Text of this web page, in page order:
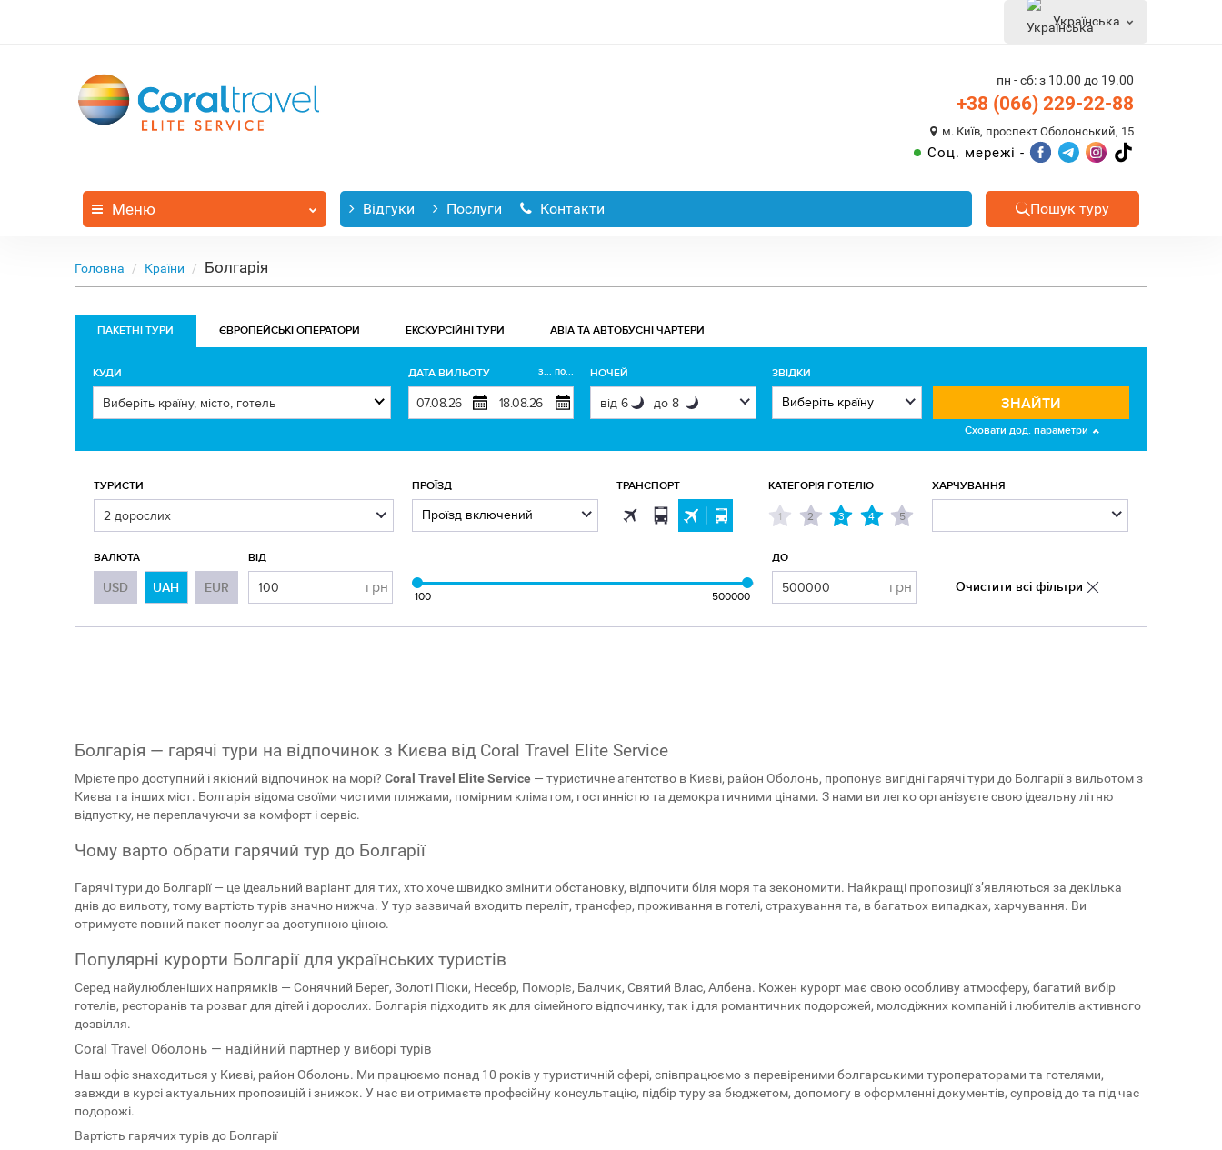
Українська
пн - сб: з 10.00 до 19.00
+38 (066) 229-22-88
м. Київ, проспект Оболонський, 15
Соц. мережі -
Меню Відгуки Послуги Контакти Пошук туру
Головна Країни Болгарія
ПАКЕТНІ ТУРИ ЄВРОПЕЙСЬКІ ОПЕРАТОРИ EКСКУРСІЙНІ ТУРИ АВІА ТА АВТОБУСНІ ЧАРТЕРИ
КУДИ ДАТА ВИЛЬОТУ з... по... НОЧЕЙ ЗВІДКИ
ЗНАЙТИ
Сховати дод. параметри
ТУРИСТИ ПРОЇЗД ТРАНСПОРТ КАТЕГОРІЯ ГОТЕЛЮ
1 2 3 4 5
ХАРЧУВАННЯ
ВАЛЮТА
USD UAH EUR
ВІД
грн
ДО
грн
100 500000
Очистити всі фільтри
Болгарія — гарячі тури на відпочинок з Києва від Coral Travel Elite Service
Мрієте про доступний і якісний відпочинок на морі?Coral Travel Elite Service — туристичне агентство в Києві, район Оболонь, пропонує вигідні гарячі тури до Болгарії з вильотом з
Києва та інших міст. Болгарія відома своїми чистими пляжами, помірним кліматом, гостинністю та демократичними цінами. З нами ви легко організуєте свою ідеальну літню
відпустку, не переплачуючи за комфорт і сервіс.
Чому варто обрати гарячий тур до Болгарії
Гарячі тури до Болгарії — це ідеальний варіант для тих, хто хоче швидко змінити обстановку, відпочити біля моря та зекономити. Найкращі пропозиції з’являються за декілька
днів до вильоту, тому вартість турів значно нижча. У тур зазвичай входить переліт, трансфер, проживання в готелі, страхування та, в багатьох випадках, харчування. Ви
отримуєте повний пакет послуг за доступною ціною.
Популярні курорти Болгарії для українських туристів
Серед найулюбленіших напрямків — Сонячний Берег, Золоті Піски, Несебр, Поморіє, Балчик, Святий Влас, Албена. Кожен курорт має свою особливу атмосферу, багатий вибір
готелів, ресторанів та розваг для дітей і дорослих. Болгарія підходить як для сімейного відпочинку, так і для романтичних подорожей, молодіжних компаній і любителів активного
дозвілля.
Coral Travel Оболонь — надійний партнер у виборі турів
Наш офіс знаходиться у Києві, район Оболонь. Ми працюємо понад 10 років у туристичній сфері, співпрацюємо з перевіреними болгарськими туроператорами та готелями,
завжди в курсі актуальних пропозицій і знижок. У нас ви отримаєте професійну консультацію, підбір туру за бюджетом, допомогу в оформленні документів, супровід до та під час
подорожі.
Вартість гарячих турів до Болгарії